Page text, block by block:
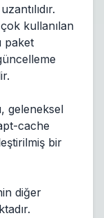
kullanılan
paket
geleneksel
cache
bir
diğer